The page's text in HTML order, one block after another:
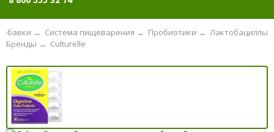
→ Система пищеварения → Пробиотики → Лактобациллы
Culturelle
Бренды →